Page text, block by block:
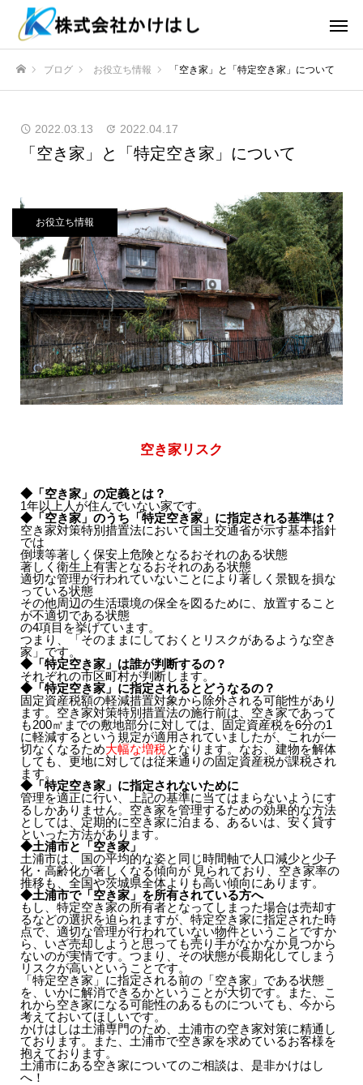
ブログ お役立ち情報 「空き家」と「特定空き家」について
2022.03.13 2022.04.17
「空き家」と「特定空き家」について
お役立ち情報
空き家リスク
◆ 「空き家」の定義とは？
1年以上人が住んでいない家です。
◆ 「空き家」のうち「特定空き家」に指定される基準は？
空き家対策特別措置法において国土交通省が示す基本指針
では
倒壊等著しく保安上危険となるおそれのある状態
著しく衛生上有害となるおそれのある状態
適切な管理が行われていないことにより著しく景観を損な
っている状態
その他周辺の生活環境の保全を図るために、放置すること
が不適切である状態
の4項目を挙げています。
つまり、「そのままにしておくとリスクがあるような空き
家」です。
◆「特定空き家」は誰が判断するの？
それぞれの市区町村が判断します。
◆「特定空き家」に指定されるとどうなるの？
固定資産税額の軽減措置対象から除外される可能性があり
ます。空き家対策特別措置法の施行前は、空き家であって
も200㎡までの敷地部分に対しては、固定資産税を6分の1
に軽減するという規定が適用されていましたが、これが一
切なくなるため大幅な増税となります。なお、建物を解体
しても、更地に対しては従来通りの固定資産税が課税され
ます。
◆「特定空き家」に指定されないために
管理を適正に行い、上記の基準に当てはまらないようにす
るしかありません。空き家を管理するための効果的な方法
としては、定期的に空き家に泊まる、あるいは、安く貸す
といった方法があります。
◆土浦市と「空き家」
土浦市は、国の平均的な姿と同じ時間軸で人口減少と少子
化・高齢化が著しくなる傾向が 見られており、空き家率の
推移も、全国や茨城県全体よりも高い傾向にあります。
◆土浦市で「空き家」を所有されている方へ
もし、特定空き家の所有者となってしまった場合は売却す
るなどの選択を迫られますが、特定空き家に指定された時
点で、適切な管理が行われていない物件ということですか
ら、いざ売却しようと思っても売り手がなかなか見つから
ないのが実情です。つまり、その状態が長期化してしまう
リスクが高いということです。
「特定空き家」に指定される前の「空き家」である状態
を、いかに解消できるかということが大切です。また、こ
れから空き家になる可能性のあるものについても、今から
考えておいてほしいです。
かけはしは土浦専門のため、土浦市の空き家対策に精通し
ております。また、土浦市で空き家を求めているお客様を
抱えております。
土浦市にある空き家についてのご相談は、是非かけはし
へ！